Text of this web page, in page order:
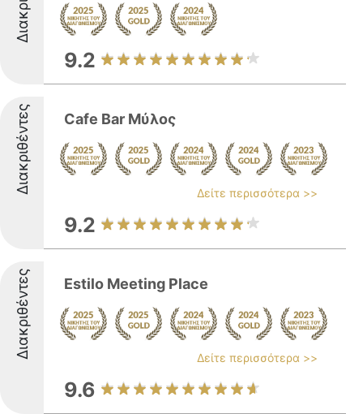
9.2
Διακριθέντες Cafe Bar Μύλος
Δείτε περισσότερα >>
9.2
Διακριθέντες Estilo Meeting Place
Δείτε περισσότερα >>
9.6